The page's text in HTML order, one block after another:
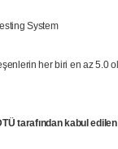
System
her biri en az 5.0
tarafından kabul